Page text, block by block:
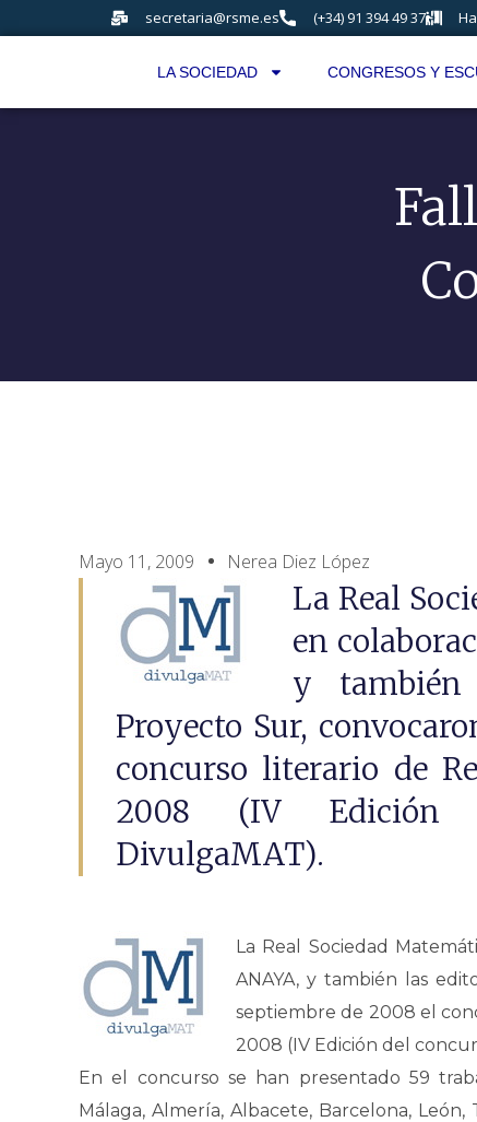
secretaria@rsme.es (+34) 91 394 49 37
LA SOCIEDAD CONGRESOS Y
Mayo 11, 2009 Nerea Diez López
La Real
en
y
Proyecto Sur,
concurso literario de
2008 (IV Edición
DivulgaMAT).
La Real Sociedad
ANAYA, y también las
septiembre de 2008 el
2008 (IV Edición del
En el concurso se han presentado 59
Málaga, Almería, Albacete, Barcelona,